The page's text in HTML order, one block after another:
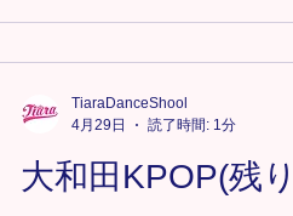
https://www.tiaradance.com/
ださい📩💕 ＊-＊-＊-＊-＊-＊-＊
#TiaraDanceSchool #Tiaraダ
チア #キッズダンス #キッズ
#HIPHOP #埼玉県 #埼玉ダン
大和田KPOP(残
TiaraDanceShool
4月29日
読了時間: 1分